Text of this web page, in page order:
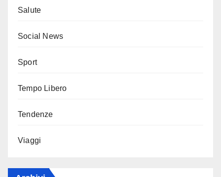
Salute
Social News
Sport
Tempo Libero
Tendenze
Viaggi